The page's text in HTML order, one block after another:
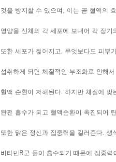
것을 방지할 수 있으며, 이는 곧 혈액의
영양을 신체의 각 세포에 보내어 각 장기
또한 세포가 젊어지고. 무엇보다도 피부
섭취하게 되면 체질적인 부조화로 인해
혈액 순환이 저해된다. 하지만 체질에 맞
완전 흡수가 되고 혈액순환이 촉진되어
또한 맑은 정신과 집중력을 길러준다.
비타민B군 들이 흡수되기 때문에 집중